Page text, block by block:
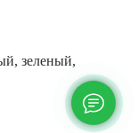
зеленый,